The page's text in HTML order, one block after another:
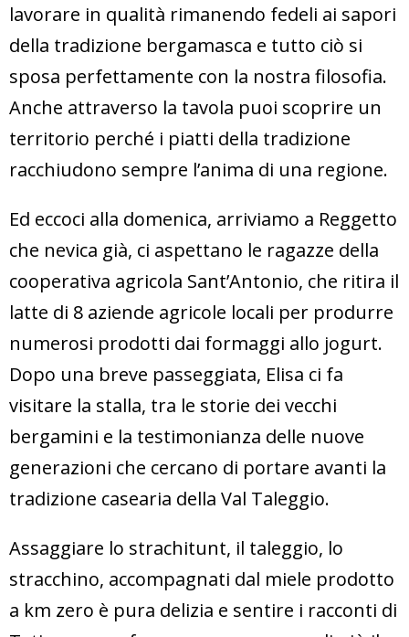
lavorare in qualità rimanendo fedeli ai sapori
della tradizione bergamasca e tutto ciò si
sposa perfettamente con la nostra filosofia.
Anche attraverso la tavola puoi scoprire un
territorio perché i piatti della tradizione
racchiudono sempre l’anima di una regione.
Ed eccoci alla domenica, arriviamo a Reggetto
che nevica già, ci aspettano le ragazze della
cooperativa agricola Sant’Antonio, che ritira il
latte di 8 aziende agricole locali per produrre
numerosi prodotti dai formaggi allo jogurt.
Dopo una breve passeggiata, Elisa ci fa
visitare la stalla, tra le storie dei vecchi
bergamini e la testimonianza delle nuove
generazioni che cercano di portare avanti la
tradizione casearia della Val Taleggio.
Assaggiare lo strachitunt, il taleggio, lo
stracchino, accompagnati dal miele prodotto
a km zero è pura delizia e sentire i racconti di